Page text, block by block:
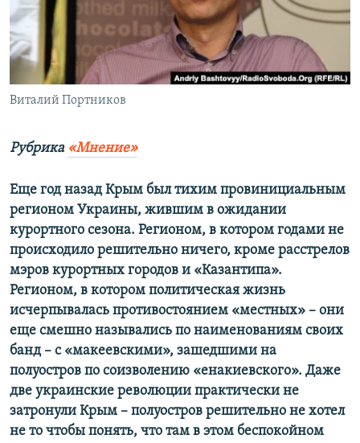
ПОБЕДИТЕЛЕЙ НЕ СУДЯТ?
КРЫМ.НЕПОКОРЕННЫЙ
ELIFBE
УКРАИНСКАЯ ПРОБЛЕМА КРЫМА
ПРИСОЕДИНЯЙТЕСЬ!
Виталий Портников
Рубрика «Мнение»
Еще год назад Крым был тихим провинициальным
регионом Украины, жившим в ожидании
курортного сезона. Регионом, в котором годами не
происходило решительно ничего, кроме расстрелов
мэров курортных городов и «Казантипа».
Регионом, в котором политическая жизнь
исчерпывалась противостоянием «местных» – они
еще смешно назывались по наименованиям своих
банд – с «макеевскими», зашедшими на
полуостров по соизволению «енакиевского». Даже
две украинские революции практически не
затронули Крым – полуостров решительно не хотел
не то чтобы понять, что там в этом беспокойном